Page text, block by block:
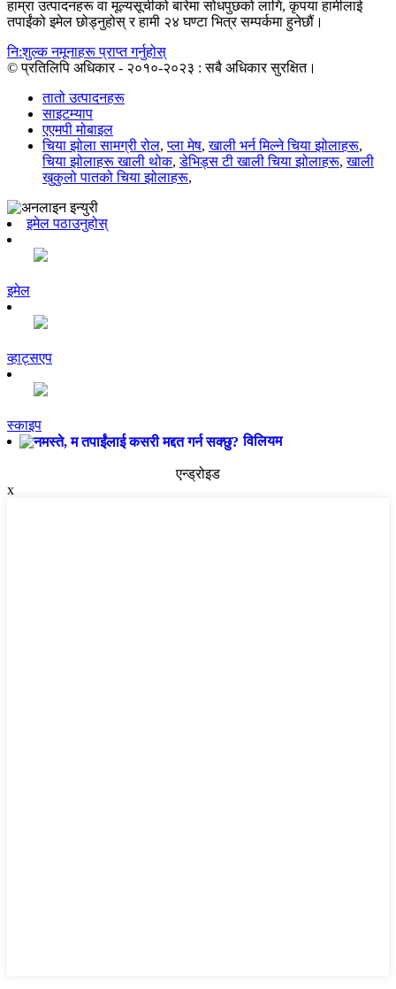
हाम्रा उत्पादनहरू वा मूल्यसूचीको बारेमा सोधपुछको लागि, कृपया हामीलाई
तपाईंको इमेल छोड्नुहोस् र हामी २४ घण्टा भित्र सम्पर्कमा हुनेछौं।
नि:शुल्क नमूनाहरू प्राप्त गर्नुहोस्
© प्रतिलिपि अधिकार - २०१०-२०२३ : सबै अधिकार सुरक्षित।
तातो उत्पादनहरू
साइटम्याप
एएमपी मोबाइल
चिया झोला सामग्री रोल,प्ला मेष,खाली भर्न मिल्ने चिया झोलाहरू,
चिया झोलाहरू खाली थोक,डेभिड्स टी खाली चिया झोलाहरू,खाली
खुकुलो पातको चिया झोलाहरू,
इमेल पठाउनुहोस्
इमेल
व्हाट्सएप
स्काइप
विलियम
एन्ड्रोइड
x